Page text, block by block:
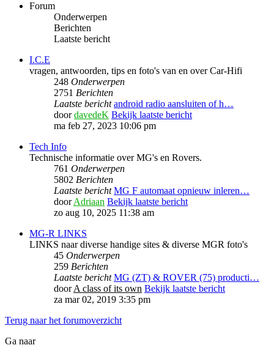
Forum
Onderwerpen
Berichten
Laatste bericht
I.C.E
vragen, antwoorden, tips en foto's van en over Car-Hifi
248 Onderwerpen
2751 Berichten
Laatste bericht android radio aansluiten of h…
doordavedeK Bekijk laatste bericht
ma feb 27, 2023 10:06 pm
Tech Info
Technische informatie over MG's en Rovers.
761 Onderwerpen
5802 Berichten
Laatste bericht MG F automaat opnieuw inleren…
doorAdriaan Bekijk laatste bericht
zo aug 10, 2025 11:38 am
MG-R LINKS
LINKS naar diverse handige sites & diverse MGR foto's
45 Onderwerpen
259 Berichten
Laatste bericht MG (ZT) & ROVER (75) producti…
doorA class of its own Bekijk laatste bericht
za mar 02, 2019 3:35 pm
Terug naar het forumoverzicht
Ga naar